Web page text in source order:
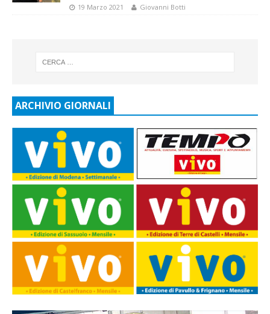
19 Marzo 2021 Giovanni Botti
ARCHIVIO GIORNALI